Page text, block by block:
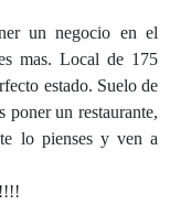
un negocio en el
mas. Local de 175
estado. Suelo de
poner un restaurante,
lo pienses y ven a